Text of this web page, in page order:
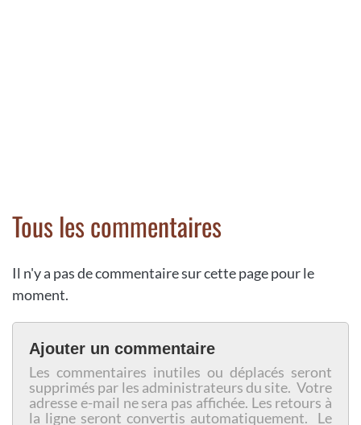
Tous les commentaires
Il n'y a pas de commentaire sur cette page pour le
moment.
Ajouter un commentaire
Les commentaires inutiles ou déplacés seront
supprimés par les administrateurs du site. Votre
adresse e-mail ne sera pas affichée. Les retours à
la ligne seront convertis automatiquement. Le